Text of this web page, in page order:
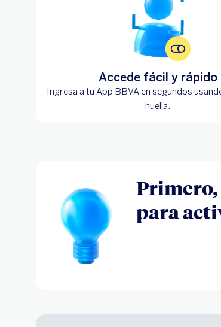
Accede fácil y rápido
Ingresa a tu App BBVA en segundos
huella.
Primero,
para